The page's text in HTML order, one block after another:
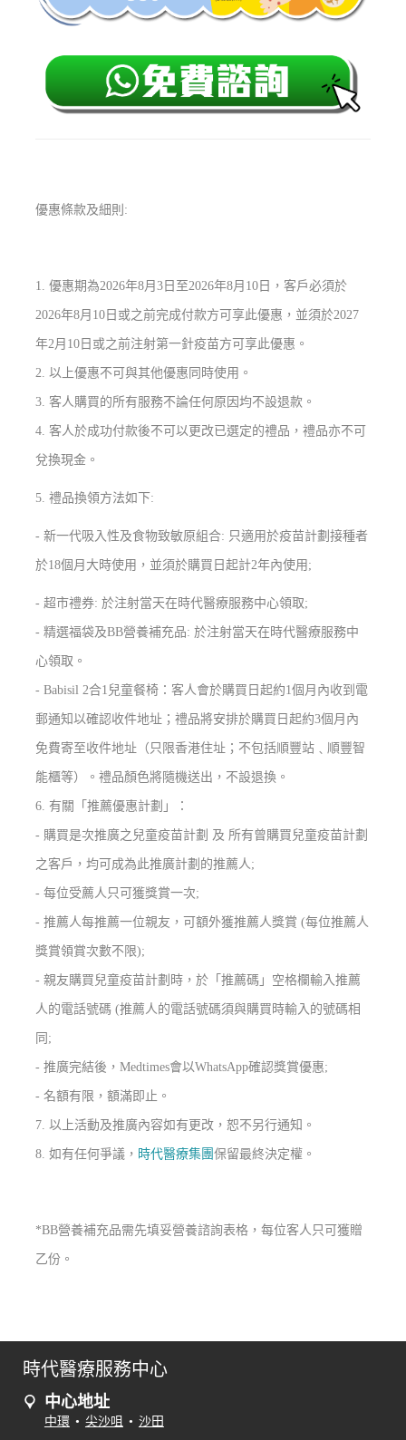
優惠條款及細則:
1. 優惠期為2026年8月3日至2026年8月10日，客戶必須於
2026年8月10日或之前完成付款方可享此優惠，並須於2027
年2月10日或之前注射第一針疫苗方可享此優惠。
2. 以上優惠不可與其他優惠同時使用。
3. 客人購買的所有服務不論任何原因均不設退款。
4. 客人於成功付款後不可以更改已選定的禮品，禮品亦不可
兌換現金。
5. 禮品換領方法如下:
- 新一代吸入性及食物致敏原組合: 只適用於疫苗計劃接種者
於18個月大時使用，並須於購買日起計2年內使用;
- 超市禮券: 於注射當天在時代醫療服務中心領取;
- 精選福袋及BB營養補充品: 於注射當天在時代醫療服務中
心領取。
- Babisil 2合1兒童餐椅：客人會於購買日起約1個月內收到電
郵通知以確認收件地址；禮品將安排於購買日起約3個月內
免費寄至收件地址（只限香港住址；不包括順豐站﹑順豐智
能櫃等）。禮品顏色將隨機送出，不設退換。
6. 有關「推薦優惠計劃」：
- 購買是次推廣之兒童疫苗計劃 及 所有曾購買兒童疫苗計劃
之客戶，均可成為此推廣計劃的推薦人;
- 每位受薦人只可獲獎賞一次;
- 推薦人每推薦一位親友，可額外獲推薦人獎賞 (每位推薦人
獎賞領賞次數不限);
- 親友購買兒童疫苗計劃時，於「推薦碼」空格欄輸入推薦
人的電話號碼 (推薦人的電話號碼須與購買時輸入的號碼相
同;
- 推廣完結後，Medtimes會以WhatsApp確認獎賞優惠;
- 名額有限，額滿即止。
7. 以上活動及推廣內容如有更改，恕不另行通知。
8. 如有任何爭議， 時代醫療集團保留最終決定權。
*BB營養補充品需先填妥營養諮詢表格，每位客人只可獲贈
乙份。
時代醫療服務中心
中心地址
中環 • 尖沙咀 • 沙田